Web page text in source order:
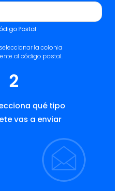
Postal
la colonia
al código postal.
2
qué tipo
vas a enviar